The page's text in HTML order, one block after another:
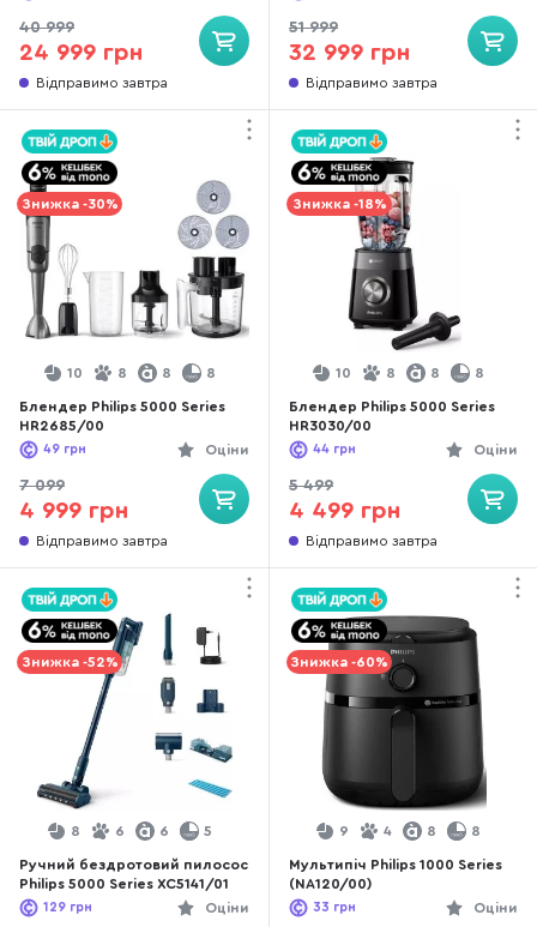
40 999
24 999 грн
Відправимо завтра
51 999
32 999 грн
Відправимо завтра
Знижка -30%
10 8 8 8
Блендер Philips 5000 Series
HR2685/00
Оціни
49 грн
7 099
4 999 грн
Відправимо завтра
Знижка -18%
10 8 8 8
Блендер Philips 5000 Series
HR3030/00
Оціни
44 грн
5 499
4 499 грн
Відправимо завтра
Знижка -52%
8 6 6 5
Ручний бездротовий пилосос
Philips 5000 Series XC5141/01
Оціни
129 грн
Знижка -60%
9 4 8 8
Мультипіч Philips 1000 Series
(NA120/00)
Оціни
33 грн